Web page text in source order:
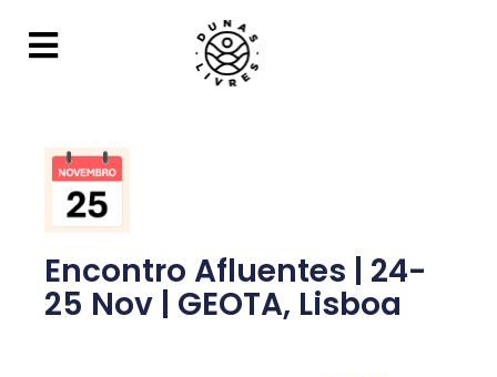
Encontro Afluentes | 24-
25 Nov | GEOTA, Lisboa